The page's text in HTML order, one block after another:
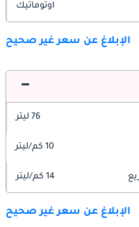
اوتوماتيك
الإبلاغ عن سعر غير صحيح
76 ليتر
10 كم/ليتر
14 كم/ليتر
الإبلاغ عن سعر غير صحيح